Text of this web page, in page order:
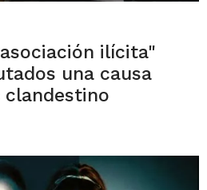
ilícita"
una causa
clandestino